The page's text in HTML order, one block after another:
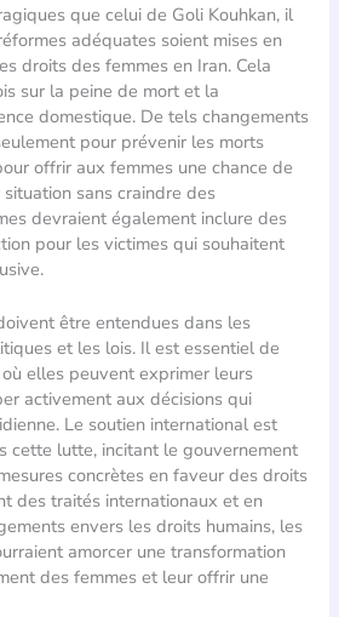
que celui de Goli Kouhkan, il
adéquates soient mises en
droits des femmes en Iran. Cela
sur la peine de mort et la
domestique. De tels changements
pour prévenir les morts
offrir aux femmes une chance de
sans craindre des
devraient également inclure des
pour les victimes qui souhaitent
être entendues dans les
et les lois. Il est essentiel de
elles peuvent exprimer leurs
activement aux décisions qui
Le soutien international est
cette lutte, incitant le gouvernement
concrètes en faveur des droits
des traités internationaux et en
envers les droits humains, les
amorcer une transformation
des femmes et leur offrir une